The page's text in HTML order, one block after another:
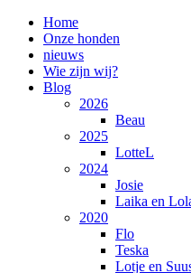
Home
Onze honden
nieuws
Wie zijn wij?
Blog
2026
Beau
2025
LotteL
2024
Josie
Laika en
2020
Flo
Teska
Lotje en